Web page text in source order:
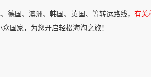
德国、澳洲、韩国、英国、等转运路线， 有关
国家，为您开启轻松海淘之旅！